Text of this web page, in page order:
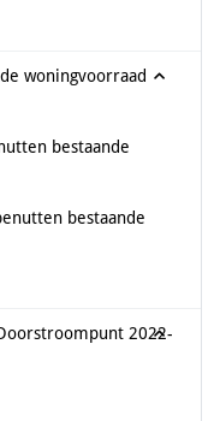
woningvoorraad
bestaande
bestaande
2022-